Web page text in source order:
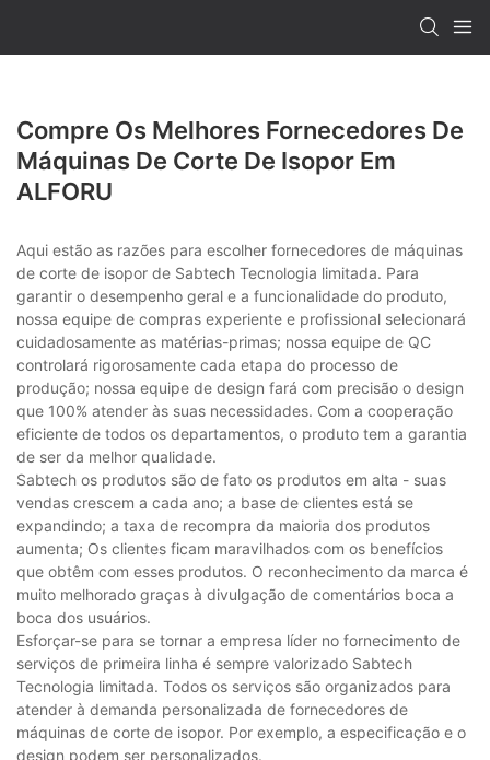
Compre Os Melhores Fornecedores De
Máquinas De Corte De Isopor Em
ALFORU
Aqui estão as razões para escolher fornecedores de máquinas
de corte de isopor de Sabtech Tecnologia limitada. Para
garantir o desempenho geral e a funcionalidade do produto,
nossa equipe de compras experiente e profissional selecionará
cuidadosamente as matérias-primas; nossa equipe de QC
controlará rigorosamente cada etapa do processo de
produção; nossa equipe de design fará com precisão o design
que 100% atender às suas necessidades. Com a cooperação
eficiente de todos os departamentos, o produto tem a garantia
de ser da melhor qualidade.
Sabtech os produtos são de fato os produtos em alta - suas
vendas crescem a cada ano; a base de clientes está se
expandindo; a taxa de recompra da maioria dos produtos
aumenta; Os clientes ficam maravilhados com os benefícios
que obtêm com esses produtos. O reconhecimento da marca é
muito melhorado graças à divulgação de comentários boca a
boca dos usuários.
Esforçar-se para se tornar a empresa líder no fornecimento de
serviços de primeira linha é sempre valorizado Sabtech
Tecnologia limitada. Todos os serviços são organizados para
atender à demanda personalizada de fornecedores de
máquinas de corte de isopor. Por exemplo, a especificação e o
design podem ser personalizados.